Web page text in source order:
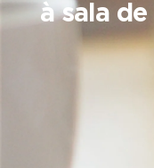
à sala